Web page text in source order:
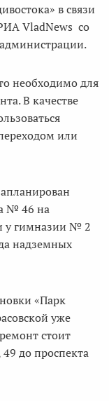
в связи
VladNews со
необходимо для
В качестве
или
№ 46 на
у гимназии № 2
надземных
«Парк
уже
стоит
49 до проспекта